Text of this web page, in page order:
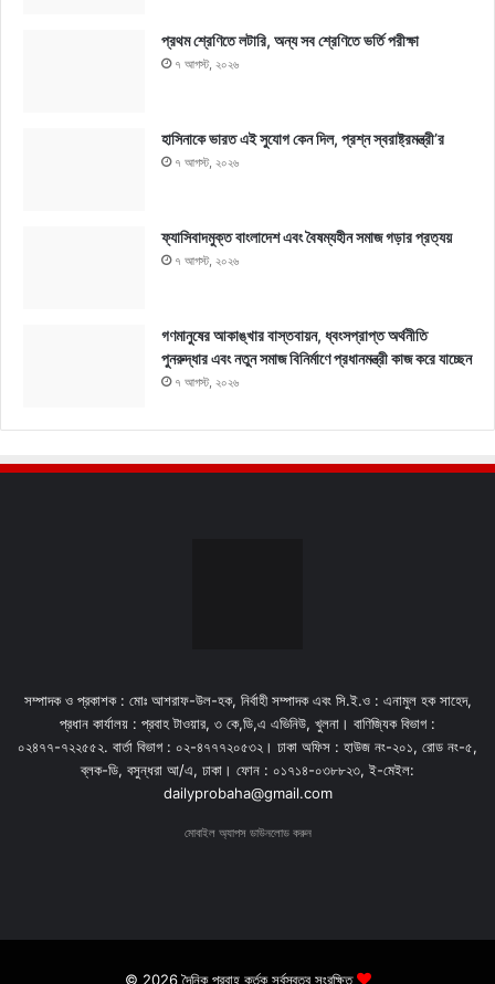
প্রথম শ্রেণিতে লটারি, অন্য সব শ্রেণিতে ভর্তি পরীক্ষা
৭ আগস্ট, ২০২৬
হাসিনাকে ভারত এই সুযোগ কেন দিল, প্রশ্ন স্বরাষ্ট্রমন্ত্রী’র
৭ আগস্ট, ২০২৬
ফ্যাসিবাদমুক্ত বাংলাদেশ এবং বৈষম্যহীন সমাজ গড়ার প্রত্যয়
৭ আগস্ট, ২০২৬
গণমানুষের আকাঙ্খার বাস্তবায়ন, ধ্বংসপ্রাপ্ত অর্থনীতি
পুনরুদ্ধার এবং নতুন সমাজ বিনির্মাণে প্রধানমন্ত্রী কাজ করে যাচ্ছেন
৭ আগস্ট, ২০২৬
সম্পাদক ও প্রকাশক : মোঃ আশরাফ-উল-হক, নির্বাহী সম্পাদক এবং সি.ই.ও : এনামুল হক সাহেদ,
প্রধান কার্যালয় : প্রবাহ টাওয়ার, ৩ কে,ডি,এ এভিনিউ, খুলনা। বাণিজ্যিক বিভাগ :
০২৪৭৭-৭২২৫৫২. বার্তা বিভাগ : ০২-৪৭৭৭২০৫৩২। ঢাকা অফিস : হাউজ নং-২০১, রোড নং-৫,
ব্লক-ডি, বসুন্ধরা আ/এ, ঢাকা। ফোন : ০১৭১৪-০৩৮৮২৩, ই-মেইল:
dailyprobaha@gmail.com
মোবাইল অ্যাপস ডাউনলোড করুন
© 2026 দৈনিক প্রবাহ কর্তৃক সর্বস্বত্ব সংরক্ষিত